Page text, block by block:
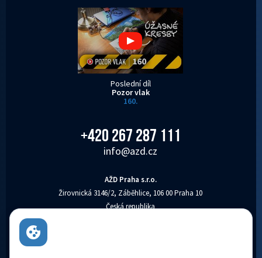
Poslední díl
Pozor vlak
160.
+420 267 287 111
info@azd.cz
AŽD Praha s.r.o.
Žirovnická 3146/2, Záběhlice, 106 00 Praha 10
Česká republika
AŽD Praha s.r.o. je zapsaná v obchodním rejstříku vedeném Městským soudem v